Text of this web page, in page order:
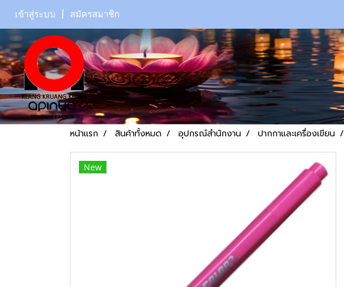
เข้าสู่ระบบ สมัครสมาชิก
หน้าแรก สินค้าทั้งหมด อุปกรณ์สำนักงาน ปากกาและเครื่องเขียน
New